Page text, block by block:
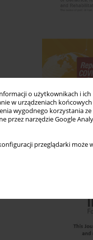
o użytkownikach i ich
w urządzeniach
wygodnego korzystania
przez narzędzie Google
przeglądarki może